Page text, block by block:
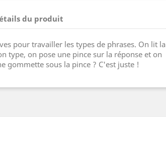
du produit
pour travailler les types de phrases. On lit la
type, on pose une pince sur la réponse et on
gommette sous la pince ? C'est juste !